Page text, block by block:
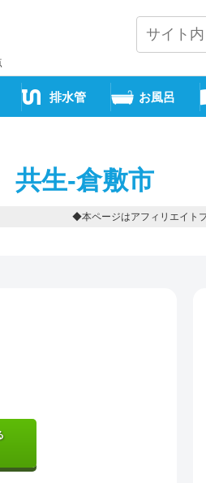
排水管 お風呂
共生-倉敷市
◆本ページはアフィリエイト